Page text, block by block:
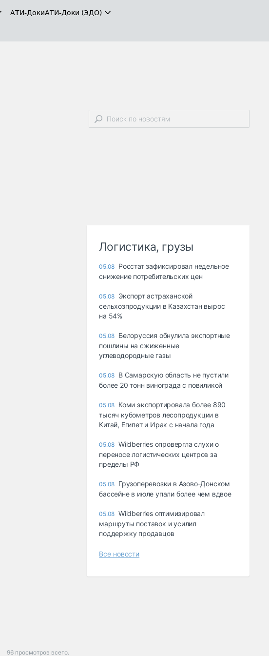
АТИ-ДокиАТИ-Доки (ЭДО)
96 просмотров всего.
Логистика, грузы
05.08 Росстат зафиксировал недельное
снижение потребительских цен
05.08 Экспорт астраханской
сельхозпродукции в Казахстан вырос
на 54%
05.08 Белоруссия обнулила экспортные
пошлины на сжиженные
углеводородные газы
05.08 В Самарскую область не пустили
более 20 тонн винограда с повиликой
05.08 Коми экспортировала более 890
тысяч кубометров лесопродукции в
Китай, Египет и Ирак с начала года
05.08 Wildberries опровергла слухи о
переносе логистических центров за
пределы РФ
05.08 Грузоперевозки в Азово-Донском
бассейне в июле упали более чем вдвое
05.08 Wildberries оптимизировал
маршруты поставок и усилил
поддержку продавцов
Все новости